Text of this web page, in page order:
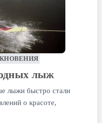
лыж
лыжи быстро стали
о красоте,